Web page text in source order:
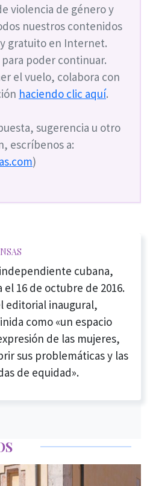
violencia de género y
nuestros contenidos
gratuito en Internet.
poder continuar.
el vuelo, colabora con
haciendo clic aquí.
sugerencia u otro
escríbenos a:
)
cubana,
el 16 de octubre de 2016.
editorial inaugural,
como «un espacio
de las mujeres,
sus problemáticas y las
de equidad».